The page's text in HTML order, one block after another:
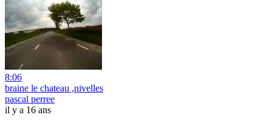
8:06
braine le chateau ,nivelles
pascal perree
il y a 16 ans